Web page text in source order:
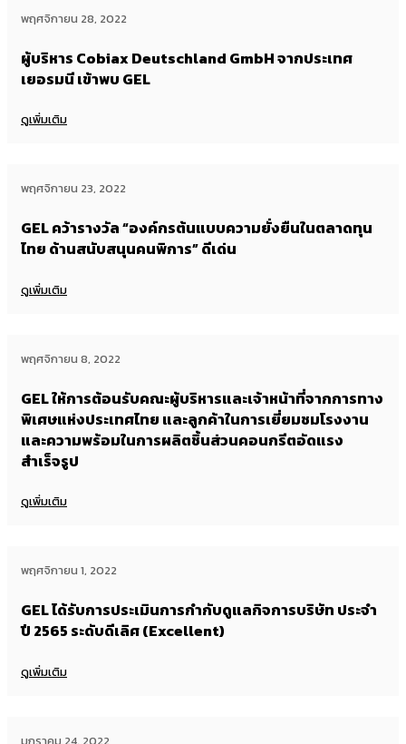
พฤศจิกายน 28, 2022
ผู้บริหาร Cobiax Deutschland GmbH จากประเทศ
เยอรมนี เข้าพบ GEL
ดูเพิ่มเติม
พฤศจิกายน 23, 2022
GEL คว้ารางวัล “องค์กรต้นแบบความยั่งยืนในตลาดทุน
ไทย ด้านสนับสนุนคนพิการ” ดีเด่น
ดูเพิ่มเติม
พฤศจิกายน 8, 2022
GEL ให้การต้อนรับคณะผู้บริหารและเจ้าหน้าที่จากการทาง
พิเศษแห่งประเทศไทย และลูกค้าในการเยี่ยมชมโรงงาน
และความพร้อมในการผลิตชิ้นส่วนคอนกรีตอัดแรง
สำเร็จรูป
ดูเพิ่มเติม
พฤศจิกายน 1, 2022
GEL ได้รับการประเมินการกำกับดูแลกิจการบริษัท ประจำ
ปี 2565 ระดับดีเลิศ (Excellent)
ดูเพิ่มเติม
มกราคม 24, 2022